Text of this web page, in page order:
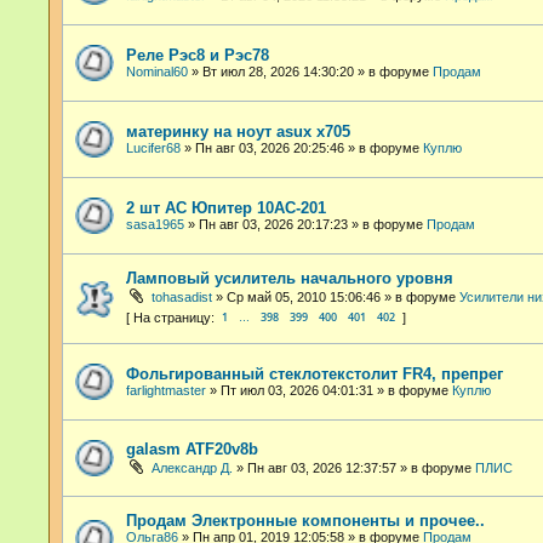
Реле Рэс8 и Рэс78
Nominal60 » Вт июл 28, 2026 14:30:20 » в форуме Продам
материнку на ноут asux x705
Lucifer68 » Пн авг 03, 2026 20:25:46 » в форуме Куплю
2 шт АС Юпитер 10АС-201
sasa1965 » Пн авг 03, 2026 20:17:23 » в форуме Продам
Ламповый усилитель начального уровня
tohasadist » Ср май 05, 2010 15:06:46 » в форуме Усилители
1 … 398 399 400 401 402
Фольгированный стеклотекстолит FR4, препрег
farlightmaster » Пт июл 03, 2026 04:01:31 » в форуме Куплю
galasm ATF20v8b
Александр Д. » Пн авг 03, 2026 12:37:57 » в форуме ПЛИС
Продам Электронные компоненты и прочее..
Ольга86 » Пн апр 01, 2019 12:05:58 » в форуме Продам